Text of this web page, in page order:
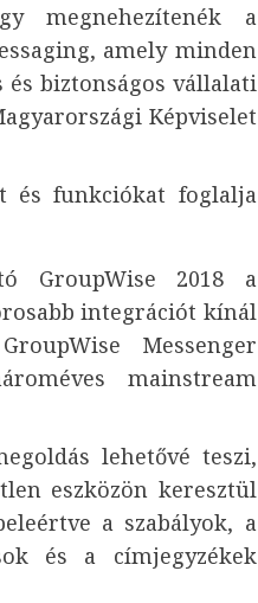
megnehezítenék a
amely minden
és biztonságos vállalati
Képviselet
és funkciókat foglalja
GroupWise 2018 a
integrációt kínál
Messenger
mainstream
lehetővé teszi,
eszközön keresztül
a szabályok, a
és a címjegyzékek